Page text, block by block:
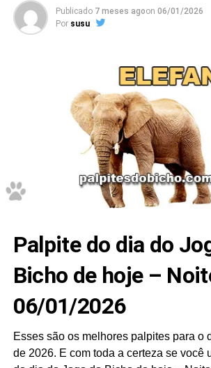
Publicado 7 meses agoon 06/01/2026
Por susu
Palpite do dia do
Bicho de hoje –
06/01/2026
Esses são os melhores palpites para o
de 2026. E com toda a certeza se você